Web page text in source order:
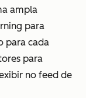
ampla
para
para cada
para
no feed de